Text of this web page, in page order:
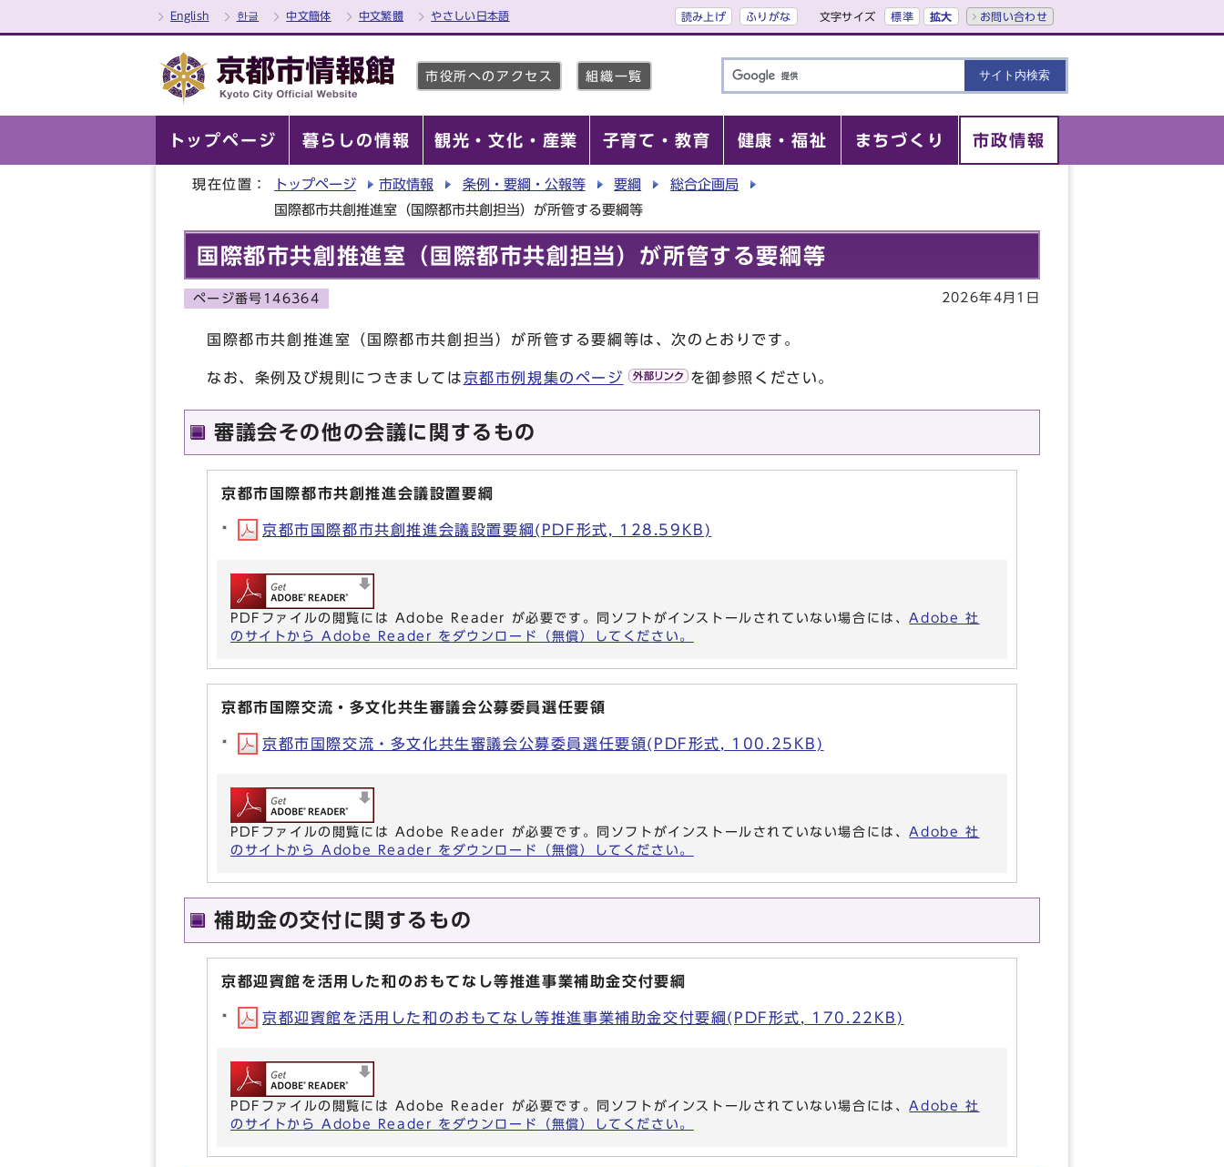
English 한글 中文簡体 中文繁體 やさしい日本語 読み上げ ふりがな 文字サイズ 標準 拡大 お問い合わせ
市役所へのアクセス 組織一覧
トップページ 暮らしの情報 観光・文化・産業 子育て・教育 健康・福祉 まちづくり 市政情報
現在位置： トップページ 市政情報 条例・要綱・公報等 要綱
総合企画局
国際都市共創推進室（国際都市共創担当）が所管する要綱等
国際都市共創推進室（国際都市共創担当）が所管する要綱等
ページ番号146364 2026年4月1日
国際都市共創推進室（国際都市共創担当）が所管する要綱等は、次のとおりです。
なお、条例及び規則につきましては京都市例規集のページ を御参照ください。
審議会その他の会議に関するもの
京都市国際都市共創推進会議設置要綱
京都市国際都市共創推進会議設置要綱(PDF形式, 128.59KB)
PDFファイルの閲覧には Adobe Reader が必要です。同ソフトがインストールされていない場合には、Adobe 社
のサイトから Adobe Reader をダウンロード（無償）してください。
京都市国際交流・多文化共生審議会公募委員選任要領
京都市国際交流・多文化共生審議会公募委員選任要領(PDF形式, 100.25KB)
PDFファイルの閲覧には Adobe Reader が必要です。同ソフトがインストールされていない場合には、Adobe 社
のサイトから Adobe Reader をダウンロード（無償）してください。
補助金の交付に関するもの
京都迎賓館を活用した和のおもてなし等推進事業補助金交付要綱
京都迎賓館を活用した和のおもてなし等推進事業補助金交付要綱(PDF形式, 170.22KB)
PDFファイルの閲覧には Adobe Reader が必要です。同ソフトがインストールされていない場合には、Adobe 社
のサイトから Adobe Reader をダウンロード（無償）してください。